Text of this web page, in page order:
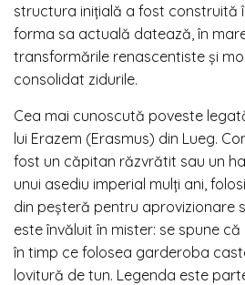
structura inițială a fost construită
forma sa actuală datează, în
transformările renascentiste și
consolidat zidurile.
Cea mai cunoscută poveste
lui Erazem (Erasmus) din Lueg.
fost un căpitan răzvrătit sau un
unui asediu imperial mulți ani,
din peșteră pentru aprovizionare
este învăluit în mister: se spune
în timp ce folosea garderoba
lovitură de tun. Legenda este